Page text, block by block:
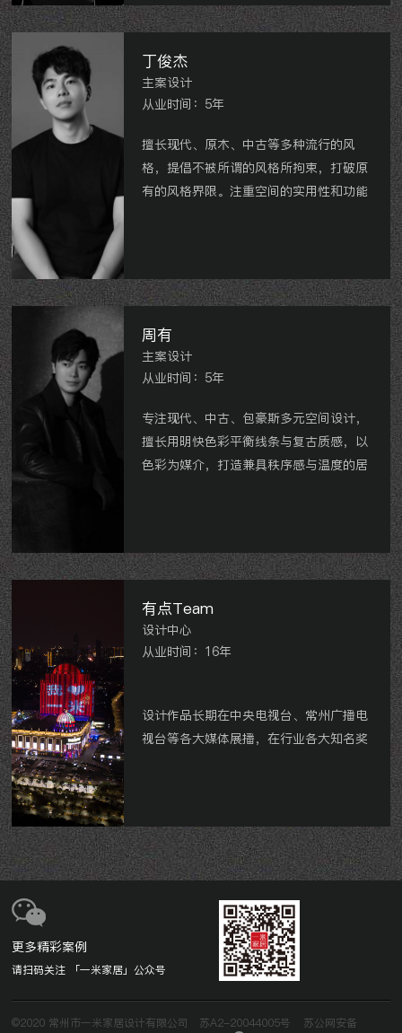
紫宸，金地天际等
丁俊杰
主案设计
从业时间：5年
擅长现代、原木、中古等多种流行的风
格，提倡不被所谓的风格所拘束，打破原
有的风格界限。注重空间的实用性和功能
周有
主案设计
从业时间：5年
专注现代、中古、包豪斯多元空间设计，
擅长用明快色彩平衡线条与复古质感，以
色彩为媒介，打造兼具秩序感与温度的居
里、 玉兰广场 、汇丰一村、 斜桥巷、
金色新城、 中央花园、 清云澜湾、 玉龙
湾等。
有点Team
设计中心
从业时间：16年
设计作品长期在中央电视台、常州广播电
视台等各大媒体展播，在行业各大知名奖
荣获龙城设计榜中榜「龙城设计
TOP10」、「影响力装饰公司
TOP10」，强势入选中国家装设计百强。
更多精彩案例
请扫码关注 「一米家居」公众号
©2020 常州市一米家居设计有限公司 苏A2-20044005号
苏公网安备